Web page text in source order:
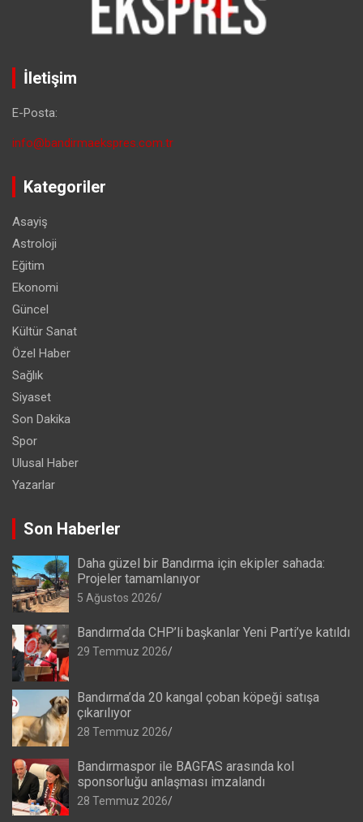
İletişim
E-Posta:
info@bandirmaekspres.com.tr
Kategoriler
Asayiş
Astroloji
Eğitim
Ekonomi
Güncel
Kültür Sanat
Özel Haber
Sağlık
Siyaset
Son Dakika
Spor
Ulusal Haber
Yazarlar
Son Haberler
Daha güzel bir Bandırma için ekipler sahada:
Projeler tamamlanıyor
5 Ağustos 2026
Bandırma’da CHP’li başkanlar Yeni Parti’ye katıldı
29 Temmuz 2026
Bandırma’da 20 kangal çoban köpeği satışa
çıkarılıyor
28 Temmuz 2026
Bandırmaspor ile BAGFAS arasında kol
sponsorluğu anlaşması imzalandı
28 Temmuz 2026